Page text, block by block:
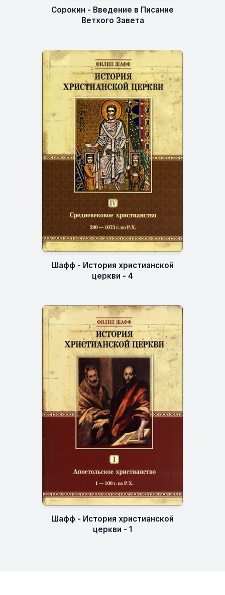
Сорокин - Введение в Писание
Ветхого Завета
Шафф - История христианской
церкви - 4
Шафф - История христианской
церкви - 1